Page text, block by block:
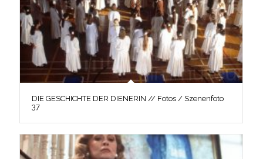
DIE GESCHICHTE DER DIENERIN // Fotos / Szenenfoto
37